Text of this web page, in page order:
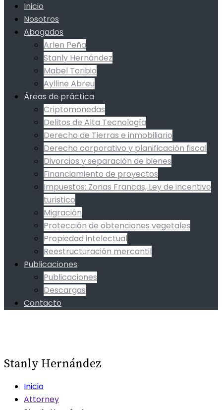
Inicio
Nosotros
Abogados
Arlen Peña
Stanly Hernández
Mabel Toribio
Aylline Abreu
Áreas de práctica
Criptomonedas
Delitos de Alta Tecnología
Derecho de Tierras e inmobiliario
Derecho corporativo y planificación fiscal
Divorcios y separación de bienes
Financiamiento de proyectos
Impuestos: Zonas Francas, Ley de incentivo
turistico
Migración
Protección de obtenciones vegetales
Propiedad intelectual
Reestructuración mercantil
Publicaciones
Publicaciones
Descargas
Contacto
Stanly Hernández
Inicio
Attorney